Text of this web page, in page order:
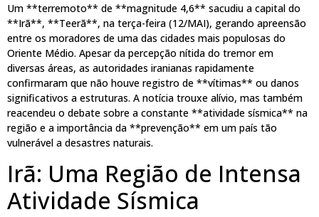
Um **terremoto** de **magnitude 4,6** sacudiu a capital do
**Irã**, **Teerã**, na terça-feira (12/MAI), gerando apreensão
entre os moradores de uma das cidades mais populosas do
Oriente Médio. Apesar da percepção nítida do tremor em
diversas áreas, as autoridades iranianas rapidamente
confirmaram que não houve registro de **vítimas** ou danos
significativos a estruturas. A notícia trouxe alívio, mas também
reacendeu o debate sobre a constante **atividade sísmica** na
região e a importância da **prevenção** em um país tão
vulnerável a desastres naturais.
Irã: Uma Região de Intensa
Atividade Sísmica